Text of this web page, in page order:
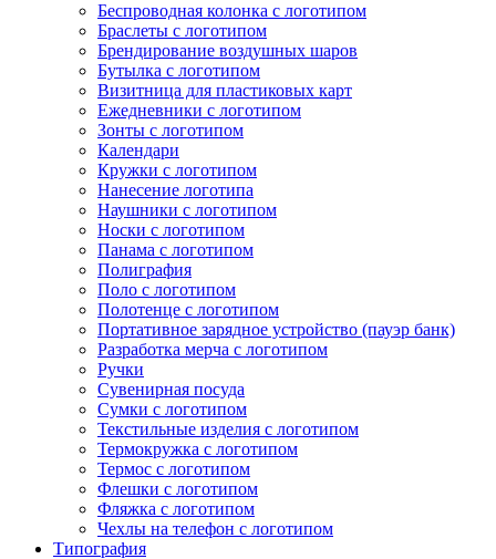
Беспроводная колонка с логотипом
Браслеты с логотипом
Брендирование воздушных шаров
Бутылка с логотипом
Визитница для пластиковых карт
Ежедневники с логотипом
Зонты с логотипом
Календари
Кружки с логотипом
Нанесение логотипа
Наушники с логотипом
Носки с логотипом
Панама с логотипом
Полиграфия
Поло с логотипом
Полотенце с логотипом
Портативное зарядное устройство (пауэр банк)
Разработка мерча с логотипом
Ручки
Сувенирная посуда
Сумки с логотипом
Текстильные изделия с логотипом
Термокружка с логотипом
Термос с логотипом
Флешки с логотипом
Фляжка с логотипом
Чехлы на телефон с логотипом
Типография